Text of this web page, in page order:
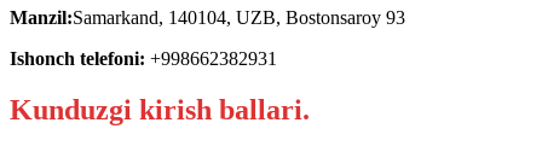
Manzil:Samarkand, 140104, UZB, Bostonsaroy 93
Ishonch telefoni: +998662382931
Kunduzgi kirish ballari.